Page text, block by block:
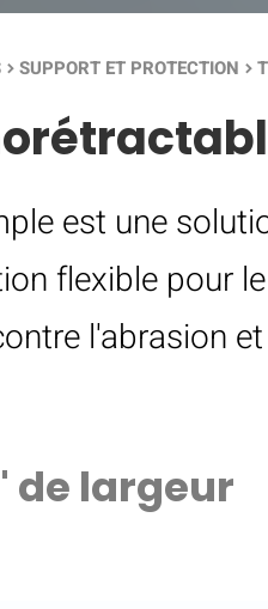
keyboard_arrow_right SUPPORT ET PROTECTION keyboard_arrow_right
est une
flexible pour
l'abrasion
de largeur